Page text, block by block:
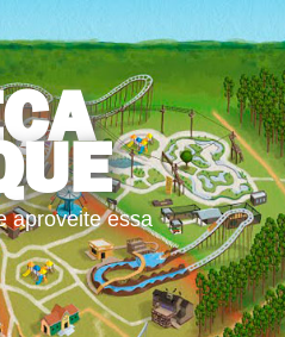
aproveite essa